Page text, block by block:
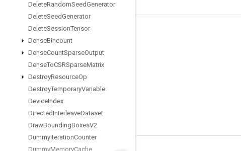
DeleteRandomSeedGenerator
DeleteSeedGenerator
DeleteSessionTensor
DenseBincount
DenseCountSparseOutput
DenseToCSRSparseMatrix
DestroyResourceOp
DestroyTemporaryVariable
DeviceIndex
DirectedInterleaveDataset
DrawBoundingBoxesV2
DummyIterationCounter
DummyMemoryCache
Блог
Форум
Twitter
YouTube